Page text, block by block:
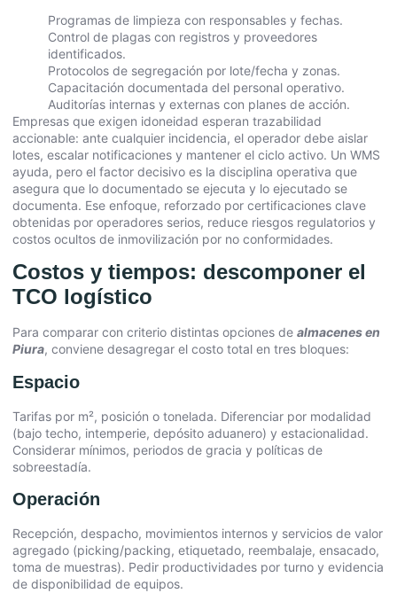
Programas de limpieza con responsables y fechas.
Control de plagas con registros y proveedores
identificados.
Protocolos de segregación por lote/fecha y zonas.
Capacitación documentada del personal operativo.
Auditorías internas y externas con planes de acción.
Empresas que exigen idoneidad esperan trazabilidad
accionable: ante cualquier incidencia, el operador debe aislar
lotes, escalar notificaciones y mantener el ciclo activo. Un WMS
ayuda, pero el factor decisivo es la disciplina operativa que
asegura que lo documentado se ejecuta y lo ejecutado se
documenta. Ese enfoque, reforzado por certificaciones clave
obtenidas por operadores serios, reduce riesgos regulatorios y
costos ocultos de inmovilización por no conformidades.
Costos y tiempos: descomponer el
TCO logístico
Para comparar con criterio distintas opciones de almacenes en
Piura, conviene desagregar el costo total en tres bloques:
Espacio
Tarifas por m², posición o tonelada. Diferenciar por modalidad
(bajo techo, intemperie, depósito aduanero) y estacionalidad.
Considerar mínimos, periodos de gracia y políticas de
sobreestadía.
Operación
Recepción, despacho, movimientos internos y servicios de valor
agregado (picking/packing, etiquetado, reembalaje, ensacado,
toma de muestras). Pedir productividades por turno y evidencia
de disponibilidad de equipos.